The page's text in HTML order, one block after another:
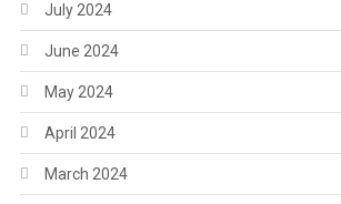
July 2024
June 2024
May 2024
April 2024
March 2024